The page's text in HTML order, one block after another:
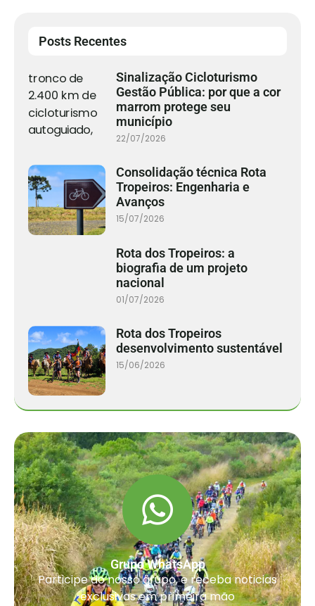
Posts Recentes
Sinalização Cicloturismo
Gestão Pública: por que a cor
marrom protege seu
município
22/07/2026
Consolidação técnica Rota
Tropeiros: Engenharia e
Avanços
15/07/2026
Rota dos Tropeiros: a
biografia de um projeto
nacional
01/07/2026
Rota dos Tropeiros
desenvolvimento sustentável
15/06/2026
Grupo WhatsApp
Participe do nosso grupo, e receba noticias
exclusivas em primeira mão